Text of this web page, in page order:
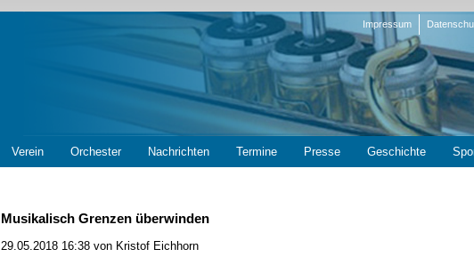
Navigation
überspringen
Impressum
Verein Orchester Nachrichten Termine Presse Geschichte
Musikalisch Grenzen überwinden
29.05.2018 16:38 von Kristof Eichhorn